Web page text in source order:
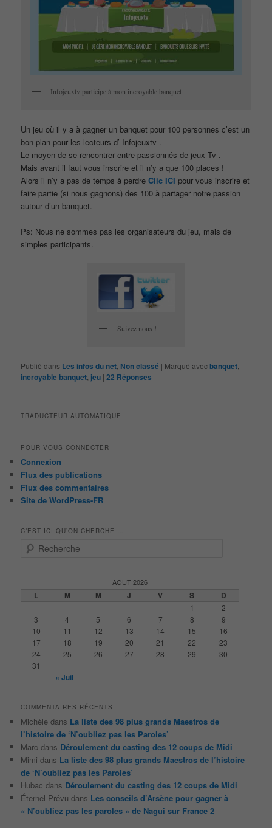
Infojeuxtv participe à mon incroyable banquet
Un jeu où il y a à gagner un banquet pour 100 personnes c’est un
bon plan pour les lecteurs d’ Infojeuxtv .
Le moyen de se rencontrer entre passionnés de jeux Tv .
Mais avant il faut vous inscrire et il n’y a que 100 places !
Alors il n’y a pas de temps à perdreClic ICI pour vous inscrire et
faire partie (si nous gagnons) des 100 à partager notre passion
autour d’un banquet.
Ps: Nous ne sommes pas les organisateurs du jeu, mais de
simples participants.
Suivez nous !
Publié dans Les infos du net Non classé | Marqué avecbanquet
incroyable banquet jeu |22 Réponses
TRADUCTEUR AUTOMATIQUE
POUR VOUS CONNECTER
Connexion
Flux des publications
Flux des commentaires
Site de WordPress-FR
C’EST ICI QU’ON CHERCHE …
AOÛT 2026
L M M J V S D
1
2
3
4 5 6 7 8
9
10
11 12 13 14 15
16
17
18 19 20 21 22
23
24
25 26 27 28 29
30
31
« Juil
COMMENTAIRES RÉCENTS
Michèle dans La liste des 98 plus grands Maestros de
l’histoire de ‘N’oubliez pas les Paroles’
Marc dans Déroulement du casting des 12 coups de Midi
Mimi dans La liste des 98 plus grands Maestros de l’histoire
de ‘N’oubliez pas les Paroles’
Hubac dans Déroulement du casting des 12 coups de Midi
Éternel Prévu dans Les conseils d’Arsène pour gagner à
« N’oubliez pas les paroles » de Nagui sur France 2